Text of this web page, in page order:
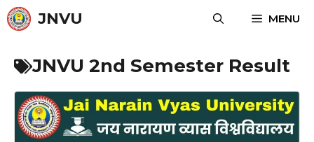
Skip
to
JNVU MENU
JNVU 2nd Semester Result